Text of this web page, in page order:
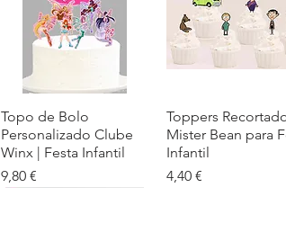
Visualização rápida
Topo de Bolo
Personalizado Clube
Winx | Festa Infantil
Preço
9,80 €
Visualização
Toppers
Mister Bean para
Infantil
Preço
4,40 €